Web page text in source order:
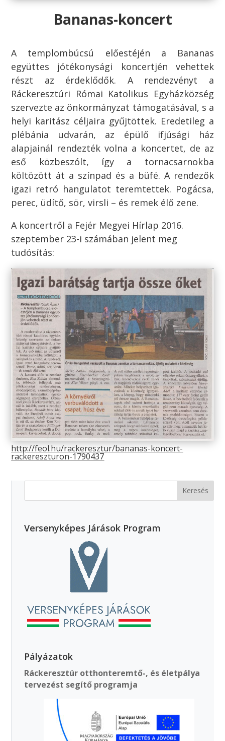
Bananas-koncert
A templombúcsú előestéjén a Bananas
együttes jótékonysági koncertjén vehettek
részt az érdeklődők. A rendezvényt a
Ráckeresztúri Római Katolikus Egyházközség
szervezte az önkormányzat támogatásával, s a
helyi karitász céljaira gyűjtöttek. Eredetileg a
plébánia udvarán, az épülő ifjúsági ház
alapjainál rendezték volna a koncertet, de az
eső közbeszólt, így a tornacsarnokba
költözött át a színpad és a büfé. A rendezők
igazi retró hangulatot teremtettek. Pogácsa,
perec, üdítő, sör, virsli – és remek élő zene.
A koncertről a Fejér Megyei Hírlap 2016.
szeptember 23-i számában jelent meg
tudósítás:
http://feol.hu/rackeresztur/bananas-koncert-
rackereszturon-1790437
Versenyképes Járások Program
Pályázatok
Ráckeresztúr otthonteremtő-, és életpálya
tervezést segítő programja